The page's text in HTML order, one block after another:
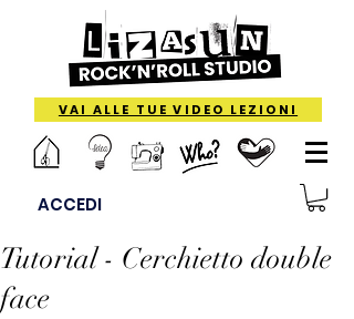
VAI ALLE TUE VIDEO LEZIONI
ACCEDI
Tutorial - Cerchietto double
face